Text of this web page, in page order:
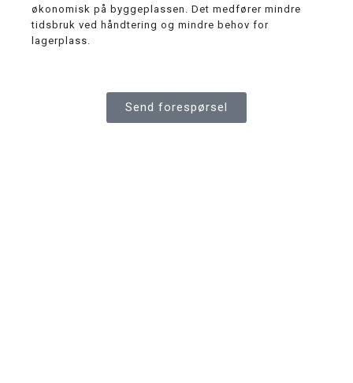
økonomisk på byggeplassen. Det medfører mindre
tidsbruk ved håndtering og mindre behov for
lagerplass.
Send forespørsel